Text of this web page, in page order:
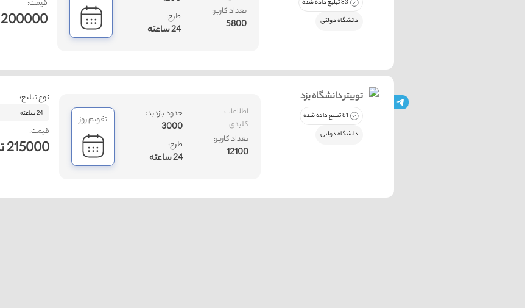
قیمت:
200000 تومان
تعداد کاربر:
5800
طرح:
24 ساعته
83 تبلیغ داده شده
دانشگاه دولتی
نوع تبلیغ:
24 ساعته
قیمت:
215000 تومان
اطلاعات
کلیدی
تعداد کاربر:
12100
حدود بازدید:
3000
طرح:
24 ساعته
تقویم روز
توییتر دانشگاه یزد
81 تبلیغ داده شده
دانشگاه دولتی